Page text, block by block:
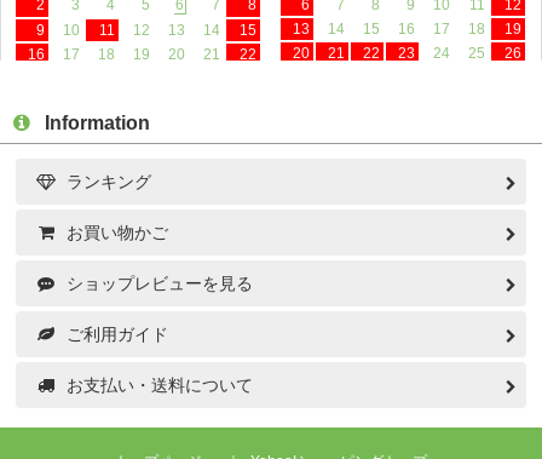
Information
ランキング
お買い物かご
ショップレビューを見る
ご利用ガイド
お支払い・送料について